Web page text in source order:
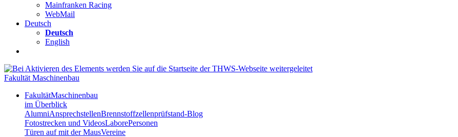
Mainfranken Racing
WebMail
Deutsch
Deutsch
English
Fakultät Maschinenbau
FakultätMaschinenbau
im Überblick
AlumniAnsprechstellenBrennstoffzellenprüfstand-Blog
Fotostrecken und VideosLaborePersonen
Türen auf mit der MausVereine